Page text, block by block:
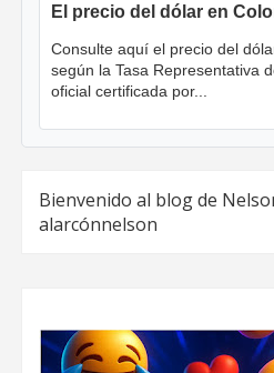
El precio del dólar en
Consulte aquí el precio del
según la Tasa Representativa
oficial certificada por...
Bienvenido al blog de
alarcónnelson